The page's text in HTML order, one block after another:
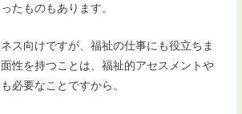
たものもあります。
ス向けですが、福祉の仕事にも役立ちま
性を持つことは、福祉的アセスメントや
必要なことですから。